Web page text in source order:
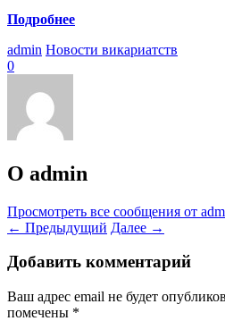
Подробнее
admin Новости викариатств
0
О admin
Просмотреть все сообщения от
← Предыдущий Далее →
Добавить комментарий
Ваш адрес email не будет
помечены *